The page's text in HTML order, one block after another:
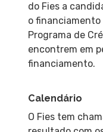
do Fies a
o financiamento
Programa de
encontrem em
financiamento.
Calendário
O Fies tem